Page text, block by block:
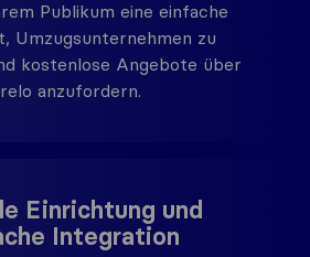
Publikum eine einfache
Umzugsunternehmen zu
kostenlose Angebote über
anzufordern.
Einrichtung und
Integration